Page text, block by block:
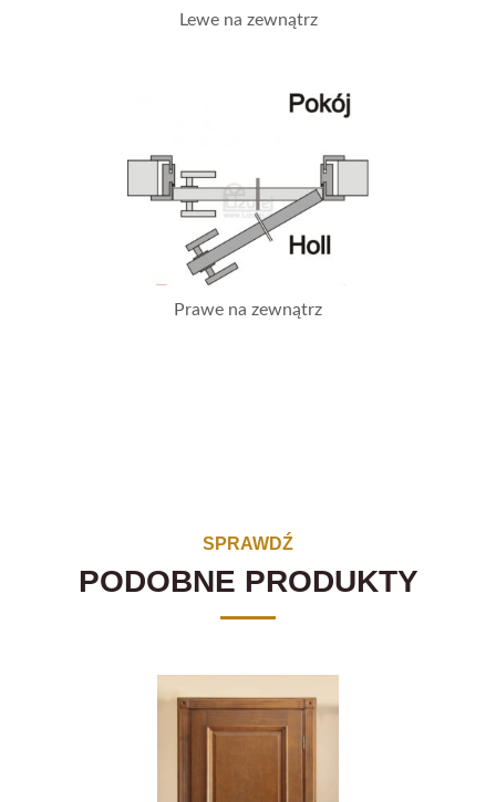
Lewe na zewnątrz
Prawe na zewnątrz
SPRAWDŹ
PODOBNE PRODUKTY